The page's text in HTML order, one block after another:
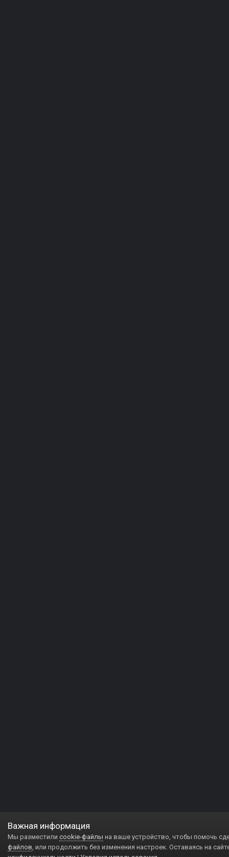
Важная информация
Мы разместили cookie-файлы на ваше устройство, чтобы помочь
файлов, или продолжить без изменения настроек. Оставаясь на